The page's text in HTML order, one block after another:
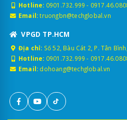
Hotline: 0901.732.999 -
Email: truongbn@techglobal.vn
VPGD TP.HCM
Địa chỉ: Số 52, Bàu Cát 2, P. Tân
Hotline: 0901.732.999 -
Email: dohoang@techglobal.vn